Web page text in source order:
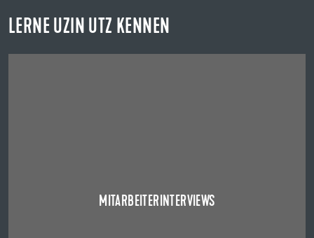
LERNE UZIN UTZ KENNEN
MITARBEITERINTERVIEWS